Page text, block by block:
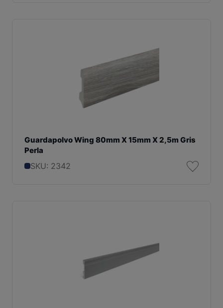
Guardapolvo Wing 80mm X 15mm X 2,5m Gris
Perla
SKU: 2342